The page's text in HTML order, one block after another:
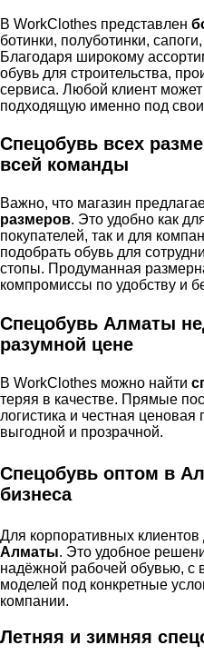
В WorkClothes представлен
ботинки, полуботинки,
Благодаря широкому
обувь для строительства,
сервиса. Любой клиент может
подходящую именно под
Спецобувь всех
всей команды
Важно, что магазин
размеров. Это удобно как
покупателей, так и для
подобрать обувь для
стопы. Продуманная
компромиссы по удобству и
Спецобувь Алматы
разумной цене
В WorkClothes можно найти
теряя в качестве. Прямые
логистика и честная ценовая
выгодной и прозрачной.
Спецобувь оптом в
бизнеса
Для корпоративных клиентов
Алматы. Это удобное
надёжной рабочей обувью, с
моделей под конкретные
компании.
Летняя и зимняя